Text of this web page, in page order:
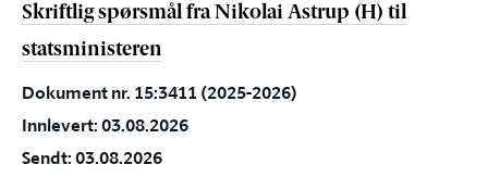
Skriftlig spørsmål fra Nikolai Astrup (H) til
statsministeren
Dokument nr. 15:3411 (2025-2026)
Innlevert: 03.08.2026
Sendt: 03.08.2026